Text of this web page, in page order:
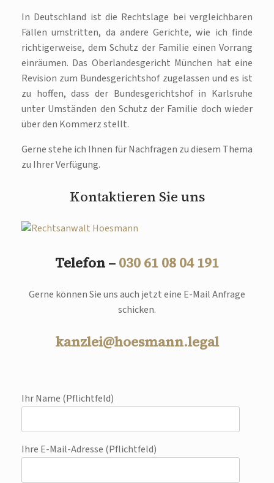
In Deutschland ist die Rechtslage bei vergleichbaren
Fällen umstritten, da andere Gerichte, wie ich finde
richtigerweise, dem Schutz der Familie einen Vorrang
einräumen. Das Oberlandesgericht München hat eine
Revision zum Bundesgerichtshof zugelassen und es ist
zu hoffen, dass der Bundesgerichtshof in Karlsruhe
unter Umständen den Schutz der Familie doch wieder
über den Kommerz stellt.
Gerne stehe ich Ihnen für Nachfragen zu diesem Thema
zu Ihrer Verfügung.
Kontaktieren Sie uns
Telefon – 030 61 08 04 191
Gerne können Sie uns auch jetzt eine E-Mail Anfrage
schicken.
kanzlei@hoesmann.legal
Ihr Name (Pflichtfeld)
Ihre E-Mail-Adresse (Pflichtfeld)